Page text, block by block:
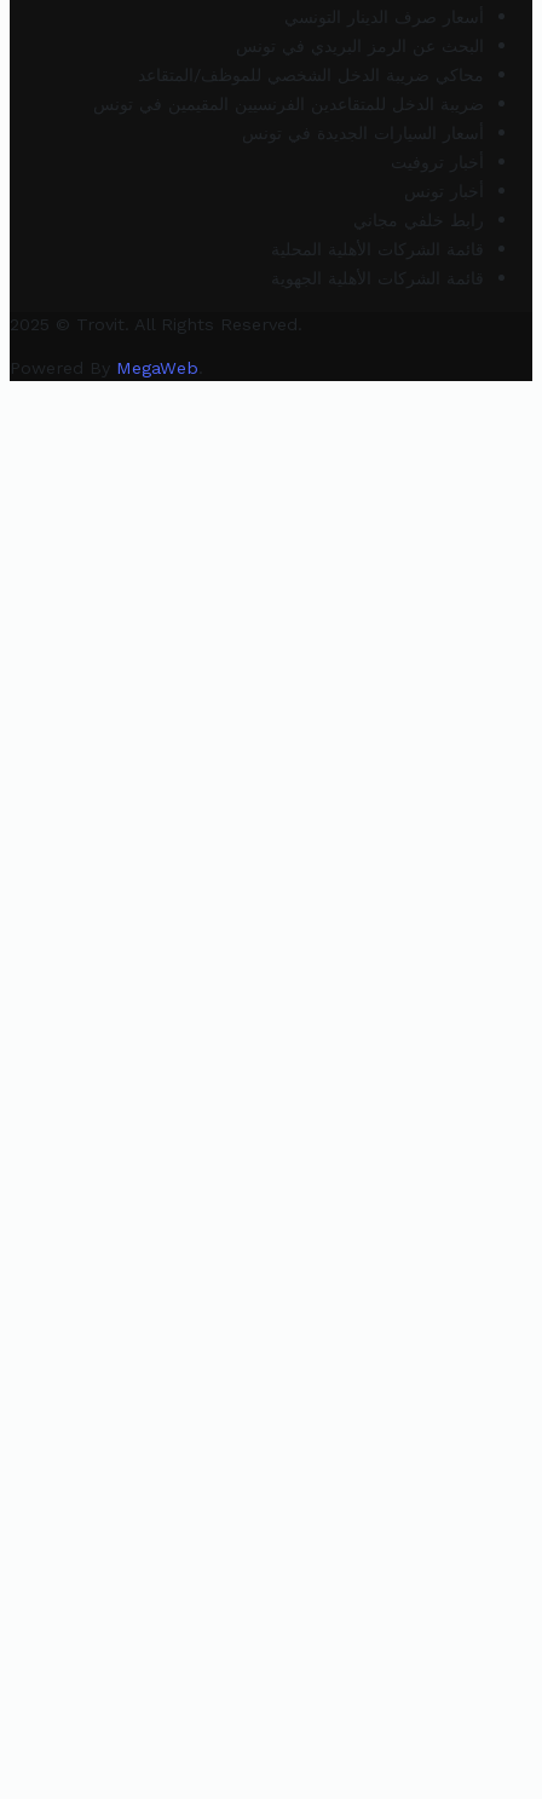
أسعار صرف الدينار التونسي
البحث عن الرمز البريدي في تونس
محاكي ضريبة الدخل الشخصي للموظف/المتقاعد
ضريبة الدخل للمتقاعدين الفرنسيين المقيمين في تونس
أسعار السيارات الجديدة في تونس
أخبار تروفيت
أخبار تونس
رابط خلفي مجاني
قائمة الشركات الأهلية المحلية
قائمة الشركات الأهلية الجهوية
2025 © Trovit. All Rights Reserved.
Powered By MegaWeb